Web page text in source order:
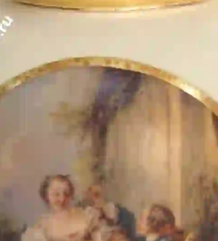
BOUCHER
:
золото 24-карата
Ваза Материал - керамика Декор - золото 24-карата Страна -
Италия Бренд - Bruno Costenaro Коллекция - Boucher Размер -
Подписывайтесь!
Узнавайте свежую информацию о скидках и акциях первым.